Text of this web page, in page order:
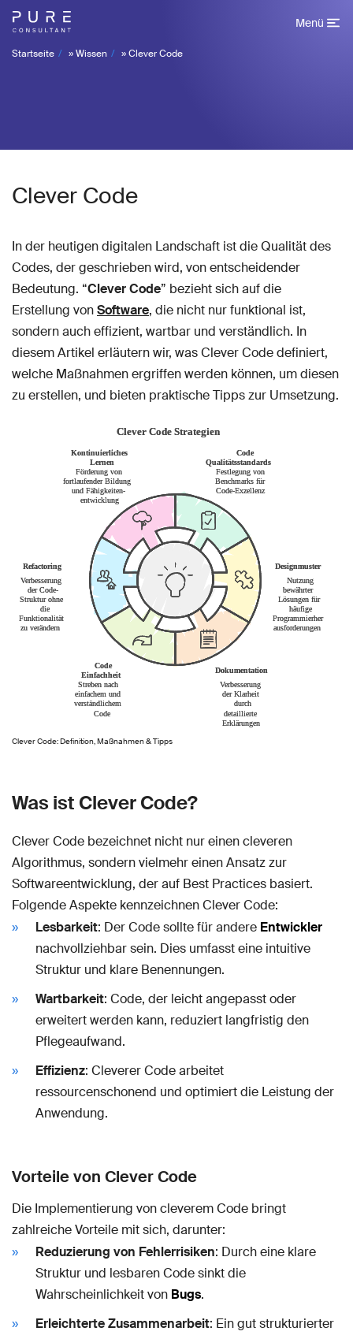
Menü
Startseite »Wissen »Clever Code
Clever Code
In der heutigen digitalen Landschaft ist die Qualität des
Codes, der geschrieben wird, von entscheidender
Bedeutung. “Clever Code” bezieht sich auf die
Erstellung vonSoftware, die nicht nur funktional ist,
sondern auch effizient, wartbar und verständlich. In
diesem Artikel erläutern wir, was Clever Code definiert,
welche Maßnahmen ergriffen werden können, um diesen
zu erstellen, und bieten praktische Tipps zur Umsetzung.
Clever Code: Definition, Maßnahmen & Tipps
Was ist Clever Code?
Clever Code bezeichnet nicht nur einen cleveren
Algorithmus, sondern vielmehr einen Ansatz zur
Softwareentwicklung, der auf Best Practices basiert.
Folgende Aspekte kennzeichnen Clever Code:
Lesbarkeit: Der Code sollte für andere Entwickler
nachvollziehbar sein. Dies umfasst eine intuitive
Struktur und klare Benennungen.
Wartbarkeit: Code, der leicht angepasst oder
erweitert werden kann, reduziert langfristig den
Pflegeaufwand.
Effizienz: Cleverer Code arbeitet
ressourcenschonend und optimiert die Leistung der
Anwendung.
Vorteile von Clever Code
Die Implementierung von cleverem Code bringt
zahlreiche Vorteile mit sich, darunter:
Reduzierung von Fehlerrisiken: Durch eine klare
Struktur und lesbaren Code sinkt die
Wahrscheinlichkeit von Bugs.
Erleichterte Zusammenarbeit: Ein gut strukturierter